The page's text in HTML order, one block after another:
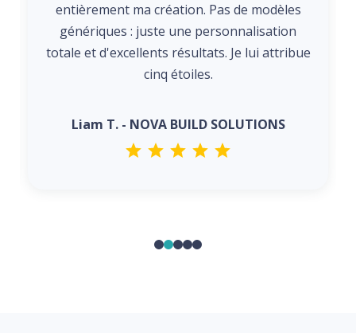
entièrement ma création. Pas de modèles
génériques : juste une personnalisation
totale et d'excellents résultats. Je lui attribue
cinq étoiles.
Liam T. - NOVA BUILD SOLUTIONS